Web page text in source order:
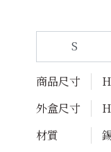
商品尺寸
外盒尺寸
材質